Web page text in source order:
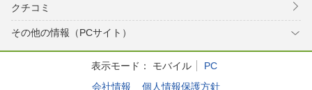
クチコミ
その他の情報（PCサイト）
表示モード： モバイル
PC
会社情報
個人情報保護方針